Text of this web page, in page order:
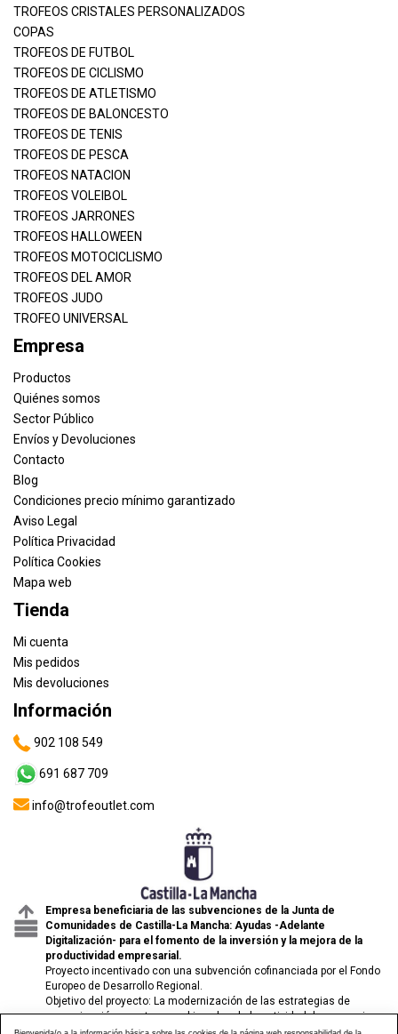
TROFEOS CRISTALES PERSONALIZADOS
COPAS
TROFEOS DE FUTBOL
TROFEOS DE CICLISMO
TROFEOS DE ATLETISMO
TROFEOS DE BALONCESTO
TROFEOS DE TENIS
TROFEOS DE PESCA
TROFEOS NATACION
TROFEOS VOLEIBOL
TROFEOS JARRONES
TROFEOS HALLOWEEN
TROFEOS MOTOCICLISMO
TROFEOS DEL AMOR
TROFEOS JUDO
TROFEO UNIVERSAL
Empresa
Productos
Quiénes somos
Sector Público
Envíos y Devoluciones
Contacto
Blog
Condiciones precio mínimo garantizado
Aviso Legal
Política Privacidad
Política Cookies
Mapa web
Tienda
Mi cuenta
Mis pedidos
Mis devoluciones
Información
902 108 549
691 687 709
info@trofeoutlet.com
Empresa beneficiaria de las subvenciones de la Junta de
Comunidades de Castilla-La Mancha: Ayudas -Adelante
Digitalización- para el fomento de la inversión y la mejora de la
productividad empresarial.
Proyecto incentivado con una subvención cofinanciada por el Fondo
Europeo de Desarrollo Regional.
Objetivo del proyecto: La modernización de las estrategias de
comunicación y venta para el impulso de la actividad de comercio